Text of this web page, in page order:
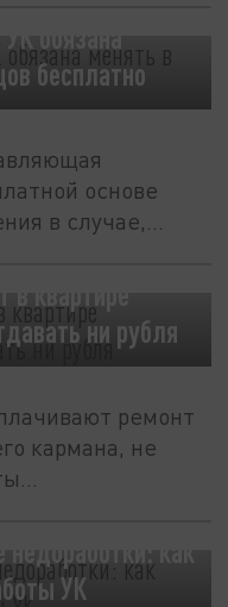
обязана
бесплатно
основе
в случае,...
квартире
ни рубля
ремонт
кармана, не
как
УК